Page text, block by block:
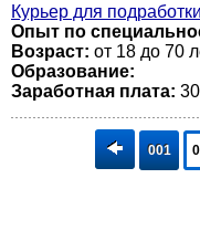
Курьер для
Опыт по
Возраст: от 18 до 70
Образование:
Заработная плата:
001